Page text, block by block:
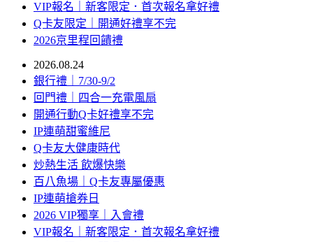
VIP報名｜新客限定．首次報名拿好禮
Q卡友限定｜開通好禮享不完
2026京里程回饋禮
2026.08.24
銀行禮｜7/30-9/2
回門禮｜四合一充電風扇
開通行動Q卡好禮享不完
IP連萌甜蜜維尼
Q卡友大健康時代
炒熱生活 飲爆快樂
百八魚場｜Q卡友專屬優惠
IP連萌搶券日
2026 VIP獨享｜入會禮
VIP報名｜新客限定．首次報名拿好禮